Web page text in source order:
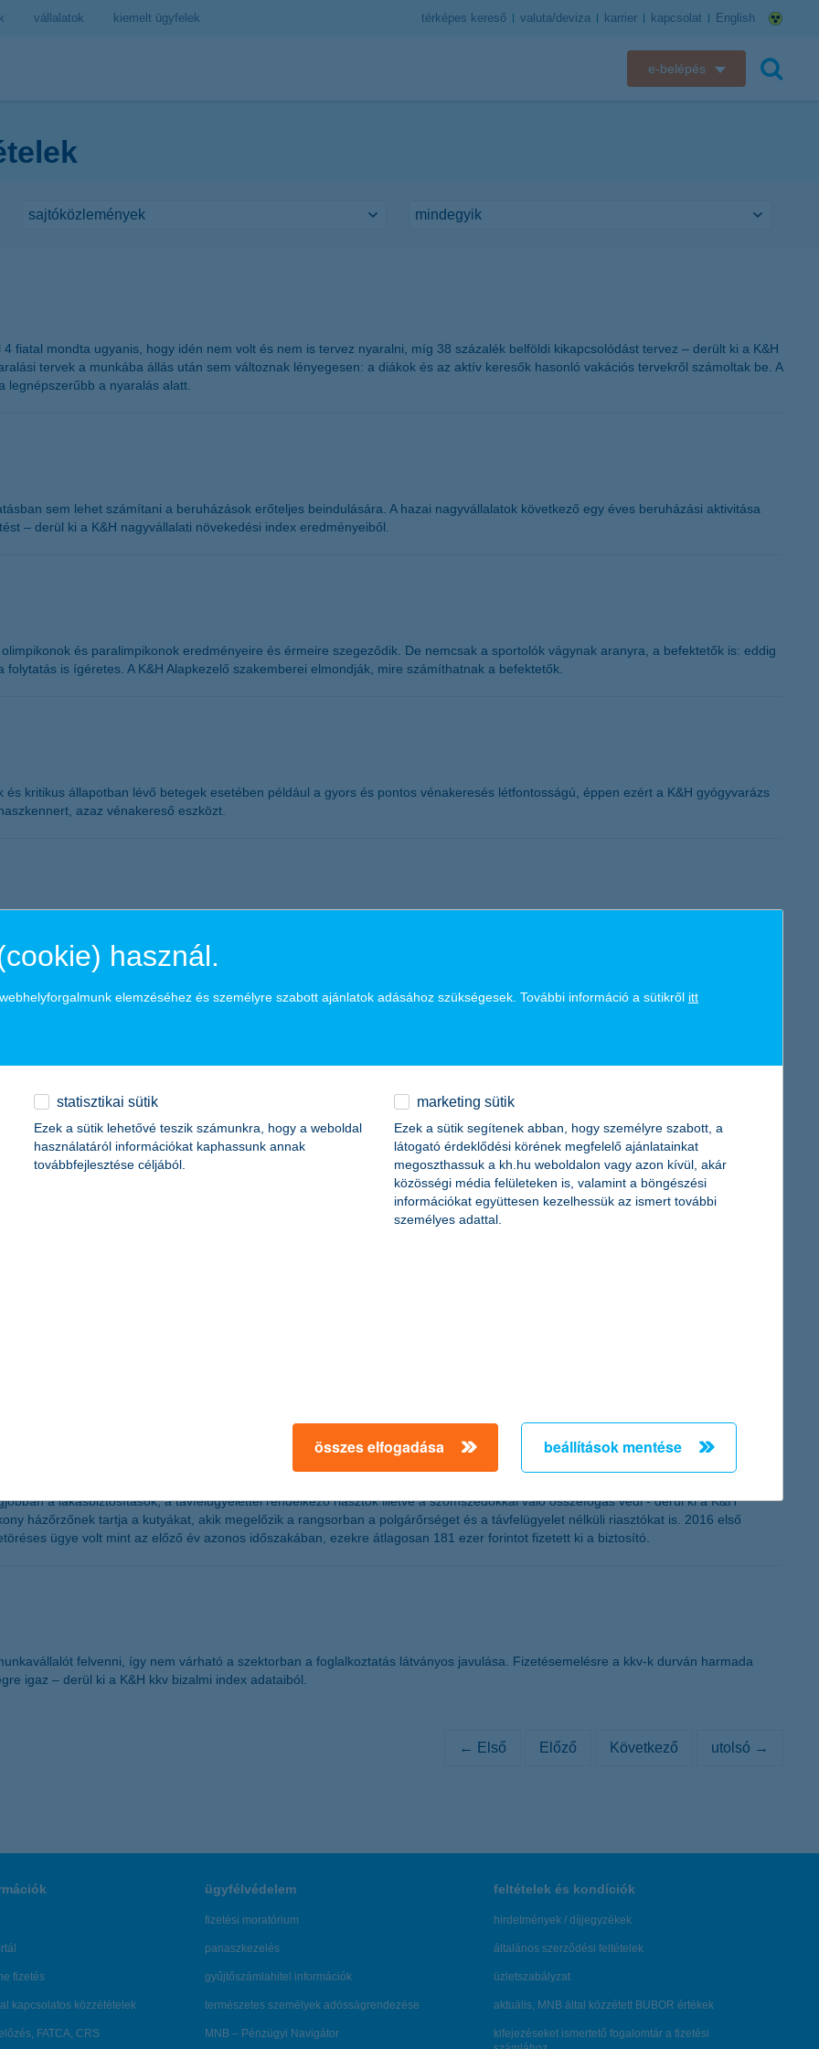
vállalatok kiemelt ügyfelek térképes kereső valuta/deviza karrier kapcsolat English
e-belépés
fiatal mondta ugyanis, hogy idén nem volt és nem is tervez nyaralni, míg 38 százalék belföldi kikapcsolódást tervez – derült ki a K&H
tervek a munkába állás után sem változnak lényegesen: a diákok és az aktív keresők hasonló vakációs tervekről számoltak be. A
legnépszerűbb a nyaralás alatt.
sem lehet számítani a beruházások erőteljes beindulására. A hazai nagyvállalatok következő egy éves beruházási aktivitása
– derül ki a K&H nagyvállalati növekedési index eredményeiből.
és paralimpikonok eredményeire és érmeire szegeződik. De nemcsak a sportolók vágynak aranyra, a befektetők is: eddig
is ígéretes. A K&H Alapkezelő szakemberei elmondják, mire számíthatnak a befektetők.
kritikus állapotban lévő betegek esetében például a gyors és pontos vénakeresés létfontosságú, éppen ezért a K&H gyógyvarázs
azaz vénakereső eszközt.
megoldást egy fiatal magyar kutató munkája, aki a probiotikus gyümölcslevek lehetőségét vizsgálja.
optimista hangulatnak. Kivétel ez alól az ipari szektor, ahol jóval az átlag feletti eredményekkel számolnak a cégek.
ezt követően pedig a paralimpiai játékok. De vajon tudunk-e eleget az esemény fő szimbólumáról, az éremről? A K&H, a
a lakásbiztosítások, a távfelügyelettel rendelkező riasztók illetve a szomszédokkal való összefogás védi - derül ki a K&H
házőrzőnek tartja a kutyákat, akik megelőzik a rangsorban a polgárőrséget és a távfelügyelet nélküli riasztókat is. 2016 első
ügye volt mint az előző év azonos időszakában, ezekre átlagosan 181 ezer forintot fizetett ki a biztosító.
felvenni, így nem várható a szektorban a foglalkoztatás látványos javulása. Fizetésemelésre a kkv-k durván harmada
igaz – derül ki a K&H kkv bizalmi index adataiból.
← Első Előző Következő utolsó →
fizetés
kapcsolatos közzétételek
FATCA, CRS
ügyfélvédelem
fizetési moratórium
panaszkezelés
gyűjtőszámlahitel információk
természetes személyek adósságrendezése
MNB – Pénzügyi Navigátor
feltételek és kondíciók
hirdetmények / díjjegyzékek
általános szerződési feltételek
üzletszabályzat
aktuális, MNB által közzétett BUBOR értékek
kifejezéseket ismertető fogalomtár a fizetési
használ.
elemzéséhez és személyre szabott ajánlatok adásához szükségesek. További információ a sütikről itt
statisztikai sütik
Ezek a sütik lehetővé teszik számunkra, hogy a weboldal
használatáról információkat kaphassunk annak
továbbfejlesztése céljából.
marketing sütik
Ezek a sütik segítenek abban, hogy személyre szabott, a
látogató érdeklődési körének megfelelő ajánlatainkat
megoszthassuk a kh.hu weboldalon vagy azon kívül, akár
közösségi média felületeken is, valamint a böngészési
információkat együttesen kezelhessük az ismert további
személyes adattal.
összes elfogadása beállítások mentése